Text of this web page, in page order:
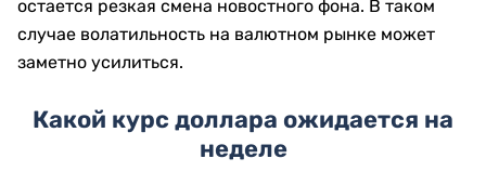
остается резкая смена новостного фона. В таком
случае волатильность на валютном рынке может
заметно усилиться.
Какой курс доллара ожидается на
неделе